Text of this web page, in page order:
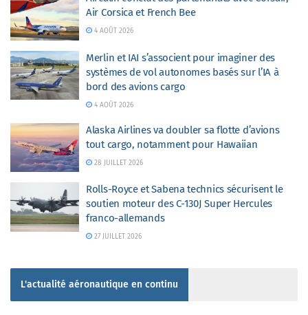
Air Corsica et French Bee
4 AOÛT 2026
Merlin et IAI s’associent pour imaginer des
systèmes de vol autonomes basés sur l’IA à
bord des avions cargo
4 AOÛT 2026
Alaska Airlines va doubler sa flotte d’avions
tout cargo, notamment pour Hawaiian
28 JUILLET 2026
Rolls-Royce et Sabena technics sécurisent le
soutien moteur des C-130J Super Hercules
franco-allemands
27 JUILLET 2026
L'actualité aéronautique en continu